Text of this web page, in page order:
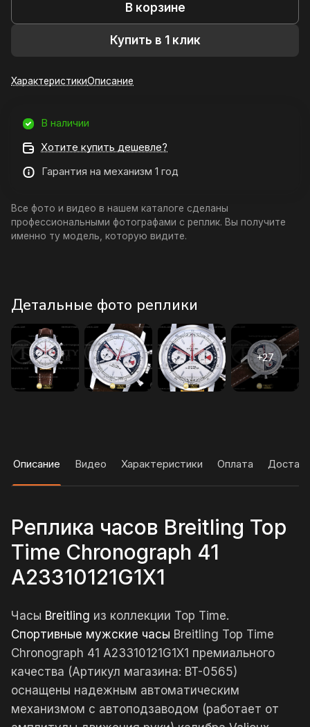
В корзине
Купить в 1 клик
ХарактеристикиОписание
В наличии
Хотите купить дешевле?
Гарантия на механизм 1 год
Все фото и видео в нашем каталоге сделаны
профессиональными фотографами с реплик. Вы получите
именно ту модель, которую видите.
Детальные фото реплики
Описание Видео Характеристики Оплата
Реплика часов Breitling Top
Time Chronograph 41
A23310121G1X1
Часы Breitling из коллекции Top Time.
Спортивные мужские часы Breitling Top Time
Chronograph 41 A23310121G1X1 премиального
качества (Артикул магазина: BT-0565)
оснащены надежным автоматическим
механизмом с автоподзаводом (работает от